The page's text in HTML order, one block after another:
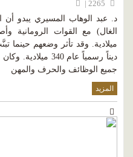
د. عبد الوهاب المسيري يبدو أن
ميلادية. وقد تأثر وضعهم حينما
ديناً رسمياً عام
جميع الوظائف والحرف والمهن
المزيد